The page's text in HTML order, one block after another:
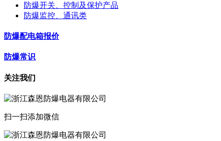
防爆开关、控制及保护产品
防爆监控、通讯类
防爆配电箱报价
防爆常识
关注我们
扫一扫添加微信